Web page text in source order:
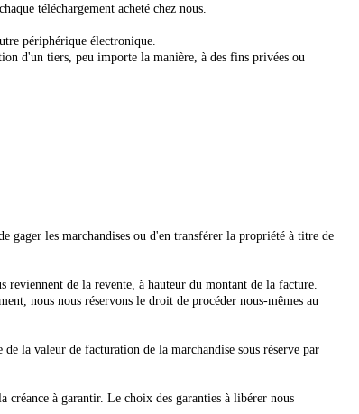
téléchargement acheté chez nous.
périphérique électronique.
d'un tiers, peu importe la manière, à des fins privées ou
gager les marchandises ou d'en transférer la propriété à titre de
reviennent de la revente, à hauteur du montant de la facture.
nous nous réservons le droit de procéder nous-mêmes au
la valeur de facturation de la marchandise sous réserve par
créance à garantir. Le choix des garanties à libérer nous